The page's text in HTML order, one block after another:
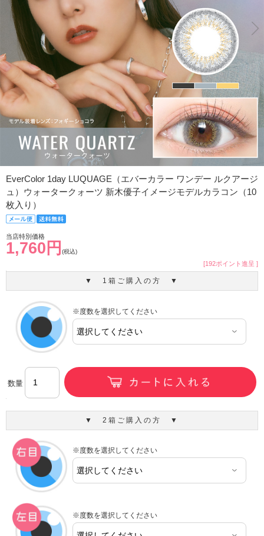
EverColor 1day LUQUAGE（エバーカラー ワンデー ルクアージ
ュ）ウォータークォーツ 新木優子イメージモデルカラコン（10
枚入り）
当店特別価格
1,760円 (税込)
[192ポイント進呈 ]
▼ 1箱ご購入の方 ▼
※度数を選択してください
数量
▼ 2箱ご購入の方 ▼
※度数を選択してください
※度数を選択してください